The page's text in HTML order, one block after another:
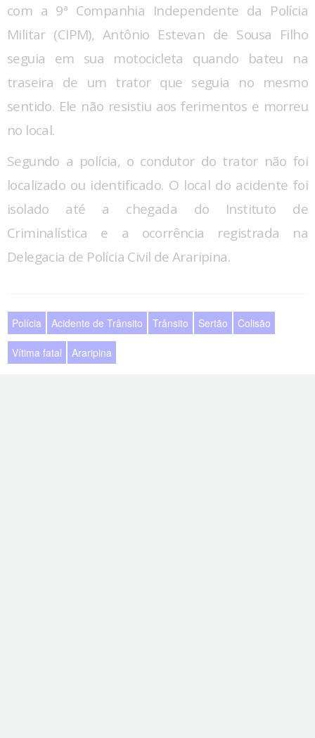
com a 9ª Companhia Independente da Polícia
Militar (CIPM), Antônio Estevan de Sousa Filho
seguia em sua motocicleta quando bateu na
traseira de um trator que seguia no mesmo
sentido. Ele não resistiu aos ferimentos e morreu
no local.
Segundo a polícia, o condutor do trator não foi
localizado ou identificado. O local do acidente foi
isolado até a chegada do Instituto de
Criminalística e a ocorrência registrada na
Delegacia de Polícia Civil de Araripina.
Polícia Acidente de Trânsito Trânsito Sertão Colisão
Vítima fatal Araripina